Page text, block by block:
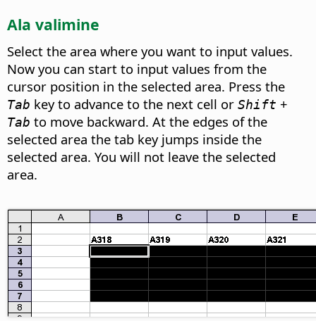
Ala valimine
Select the area where you want to input values.
Now you can start to input values from the
cursor position in the selected area. Press the
Tab key to advance to the next cell or Shift +
Tab to move backward. At the edges of the
selected area the tab key jumps inside the
selected area. You will not leave the selected
area.